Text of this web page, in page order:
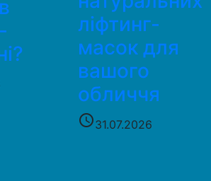
ліфтинг-
масок для
вашого
обличчя
access_time31.07.2026